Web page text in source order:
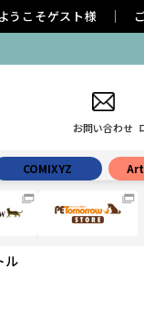
うこそゲスト様
お問い合わせ
COMIXYZ
ル